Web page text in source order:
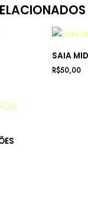
SAIA
R$50,00